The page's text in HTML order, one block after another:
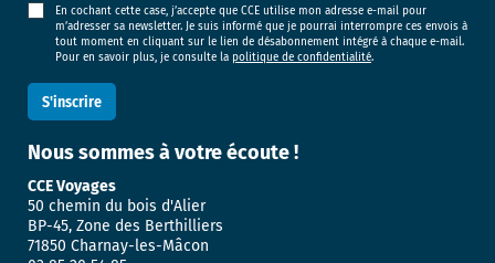
En cochant cette case, j’accepte que CCE utilise mon adresse e-mail pour
m’adresser sa newsletter. Je suis informé que je pourrai interrompre ces envois à
tout moment en cliquant sur le lien de désabonnement intégré à chaque e-mail.
Pour en savoir plus, je consulte la politique de confidentialité.
Nous sommesà votre écoute !
CCE Voyages
50 chemin du bois d'Alier
BP-45, Zone des Berthilliers
71850 Charnay-les-Mâcon